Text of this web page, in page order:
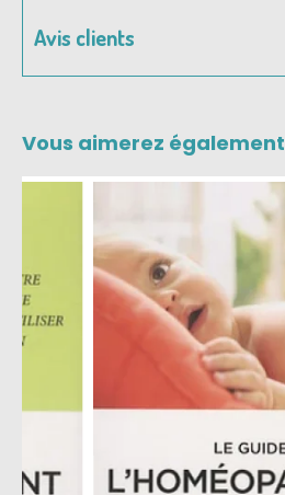
Avis clients
Vous aimerez également